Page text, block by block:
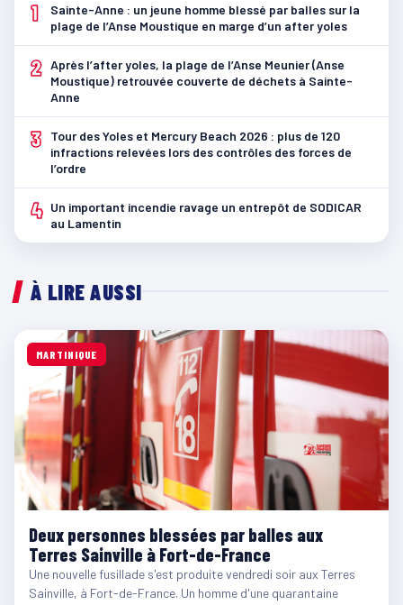
1
Sainte-Anne : un jeune homme blessé par balles sur la
plage de l’Anse Moustique en marge d’un after yoles
2 Après l’after yoles, la plage de l’Anse Meunier (Anse
Moustique) retrouvée couverte de déchets à Sainte-
Anne
3
Tour des Yoles et Mercury Beach 2026 : plus de 120
infractions relevées lors des contrôles des forces de
l’ordre
4 Un important incendie ravage un entrepôt de SODICAR
au Lamentin
À LIRE AUSSI
MARTINIQUE
Deux personnes blessées par balles aux
Terres Sainville à Fort-de-France
Une nouvelle fusillade s'est produite vendredi soir aux Terres
Sainville, à Fort-de-France. Un homme d'une quarantaine